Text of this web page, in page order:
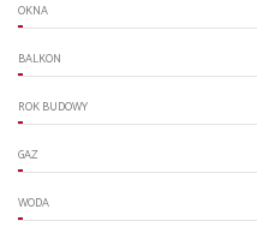
OKNA
BALKON
ROK BUDOWY
GAZ
WODA